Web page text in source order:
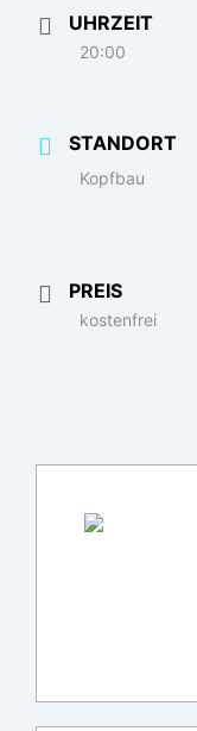
UHRZEIT
20:00
STANDORT
Kopfbau
PREIS
kostenfrei